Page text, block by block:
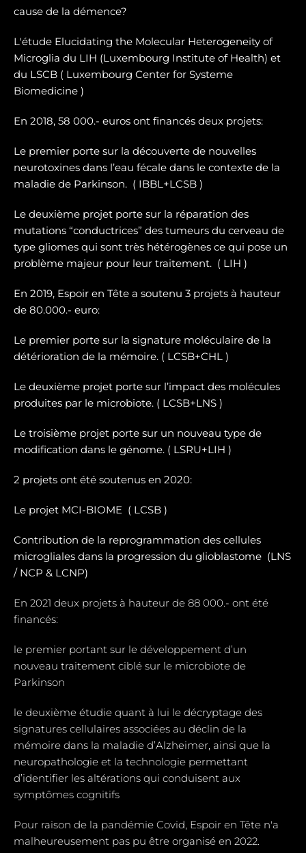
cause de la démence?
L'étude Elucidating the Molecular Heterogeneity of
Microglia du LIH (Luxembourg Institute of Health) et
du LSCB ( Luxembourg Center for Systeme
Biomedicine )
En 2018, 58 000.- euros ont financés deux projets:
Le premier porte sur la découverte de nouvelles
neurotoxines dans l’eau fécale dans le contexte de la
maladie de Parkinson. ( IBBL+LCSB )
Le deuxième projet porte sur la réparation des
mutations “conductrices” des tumeurs du cerveau de
type gliomes qui sont très hétérogènes ce qui pose un
problème majeur pour leur traitement. ( LIH )
En 2019, Espoir en Tête a soutenu 3 projets à hauteur
de 80.000.- euro:
Le premier porte sur la signature moléculaire de la
détérioration de la mémoire. ( LCSB+CHL )
Le deuxième projet porte sur l’impact des molécules
produites par le microbiote. ( LCSB+LNS )
Le troisième projet porte sur un nouveau type de
modification dans le génome. ( LSRU+LIH )
2 projets ont été soutenus en 2020:
Le projet MCI-BIOME ( LCSB )
Contribution de la reprogrammation des cellules
microgliales dans la progression du glioblastome (LNS
/ NCP & LCNP)
En 2021 deux projets à hauteur de 88 000.- ont été
financés:
le premier portant sur le développement d’un
nouveau traitement ciblé sur le microbiote de
Parkinson
le deuxième étudie quant à lui le décryptage des
signatures cellulaires associées au déclin de la
mémoire dans la maladie d’Alzheimer, ainsi que la
neuropathologie et la technologie permettant
d’identifier les altérations qui conduisent aux
symptômes cognitifs
Pour raison de la pandémie Covid, Espoir en Tête n'a
malheureusement pas pu être organisé en 2022.